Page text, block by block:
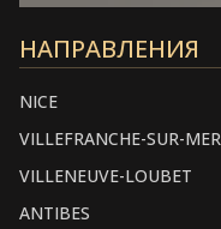
НАПРАВЛЕНИЯ
NICE
VILLEFRANCHE-SUR-MER
VILLENEUVE-LOUBET
ANTIBES